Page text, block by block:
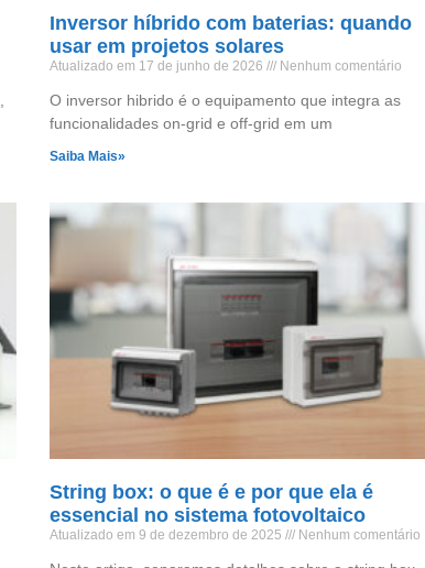
Inversor híbrido com baterias: quando
usar em projetos solares
Atualizado em 17 de junho de 2026 Nenhum comentário
O inversor hibrido é o equipamento que integra as
funcionalidades on-grid e off-grid em um
Saiba Mais»
String box: o que é e por que ela é
essencial no sistema fotovoltaico
Atualizado em 9 de dezembro de 2025 Nenhum comentário